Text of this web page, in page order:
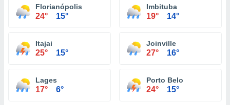
Florianópolis
24° 15°
Imbituba
19° 14°
Itajai
25° 15°
Joinville
27° 16°
Lages
17° 6°
Porto Belo
24° 15°